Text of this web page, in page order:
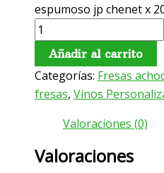
espumoso jp chenet x
Añadir al carrito
Categorías: Fresas
fresas, Vinos
Valoraciones (0)
Valoraciones